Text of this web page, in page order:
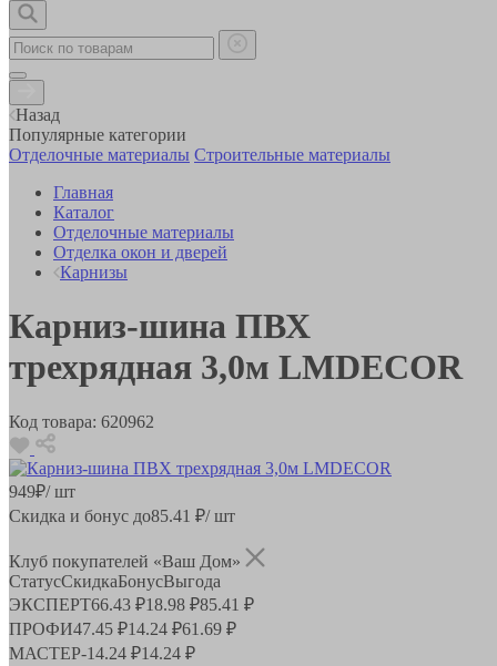
Назад
Популярные категории
Отделочные материалы Строительные материалы
Главная
Каталог
Отделочные материалы
Отделка окон и дверей
Карнизы
Карниз-шина ПВХ
трехрядная 3,0м LMDECOR
Код товара: 620962
949₽/ шт
Скидка и бонус до85.41 ₽/ шт
Клуб покупателей «Ваш Дом»
СтатусСкидкаБонусВыгода
ЭКСПЕРТ66.43 ₽18.98 ₽85.41 ₽
ПРОФИ47.45 ₽14.24 ₽61.69 ₽
МАСТЕР-14.24 ₽14.24 ₽